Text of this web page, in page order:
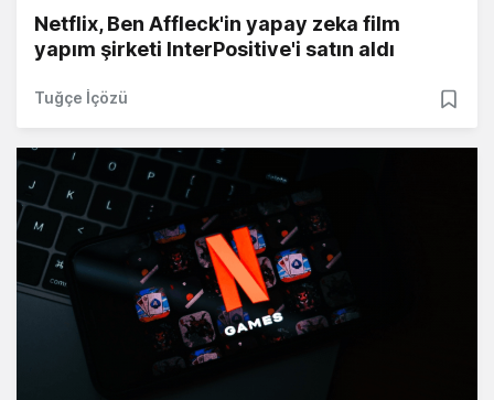
Netflix, Ben Affleck'in yapay zeka film
yapım şirketi InterPositive'i satın aldı
Tuğçe İçözü